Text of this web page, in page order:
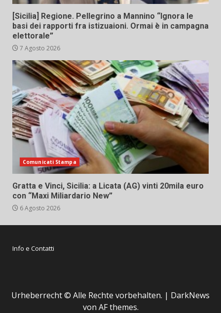
[Sicilia] Regione. Pellegrino a Mannino “Ignora le
basi dei rapporti fra istizuaioni. Ormai è in campagna
elettorale”
7 Agosto 2026
Comunicati Stampa
Gratta e Vinci, Sicilia: a Licata (AG) vinti 20mila euro
con “Maxi Miliardario New”
6 Agosto 2026
Info e Contatti
Urheberrecht © Alle Rechte vorbehalten. | DarkNews
von AF themes.